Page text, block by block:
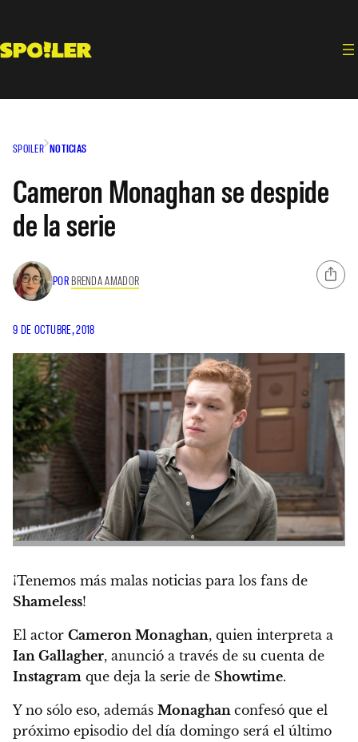
contenido
SPOILER NOTICIAS
Cameron Monaghan se despide
de la serie
POR BRENDA AMADOR
9 DE OCTUBRE, 2018
¡Tenemos más malas noticias para los fans de
Shameless!
El actor Cameron Monaghan, quien interpreta a
Ian Gallagher, anunció a través de su cuenta de
Instagram que deja la serie de Showtime.
Y no sólo eso, además Monaghan confesó que el
próximo episodio del día domingo será el último